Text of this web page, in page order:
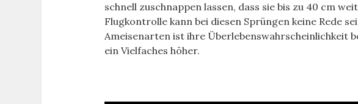
schnell zuschnappen lassen, dass sie bis zu 40 cm
Flugkontrolle kann bei diesen Sprüngen keine Rede
Ameisenarten ist ihre Überlebenswahrscheinlichkeit
ein Vielfaches höher.